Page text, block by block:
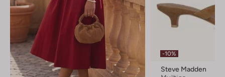
-10%
Steve Madden